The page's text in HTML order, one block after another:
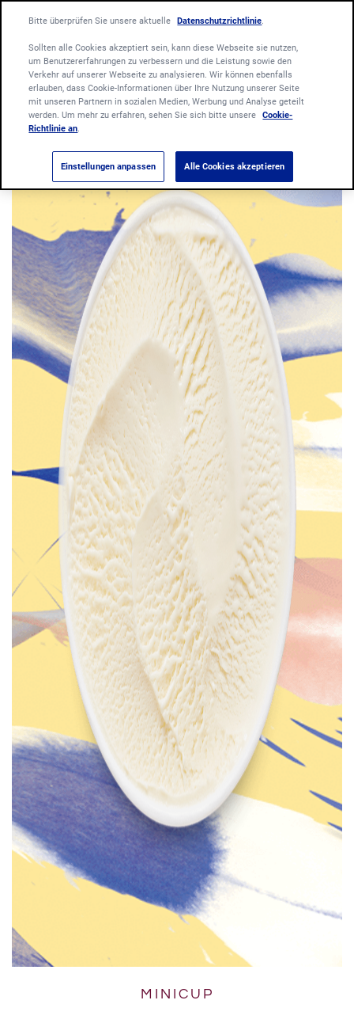
MINICUP
Bitte überprüfen Sie unsere aktuelle Datenschutzrichtlinie
Sollten alle Cookies akzeptiert sein, kann diese Webseite sie nutzen,
um Benutzererfahrungen zu verbessern und die Leistung sowie den
Verkehr auf unserer Webseite zu analysieren. Wir können ebenfalls
erlauben, dass Cookie-Informationen über Ihre Nutzung unserer Seite
mit unseren Partnern in sozialen Medien, Werbung und Analyse geteilt
werden. Um mehr zu erfahren, sehen Sie sich bitte unsere
Cookie-
Richtlinie an
Einstellungen anpassen Alle Cookies akzeptieren